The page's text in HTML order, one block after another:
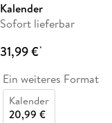
Kalender
Sofort lieferbar
31,99 €*
Ein weiteres Format
Kalender
20,99 €